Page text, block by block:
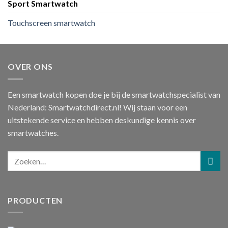
Sport Smartwatch
Touchscreen smartwatch
OVER ONS
Een smartwatch kopen doe je bij de smartwatchspecialist van
Nederland: Smartwatchdirect.nl! Wij staan voor een
uitstekende service en hebben deskundige kennis over
smartwatches.
PRODUCTEN